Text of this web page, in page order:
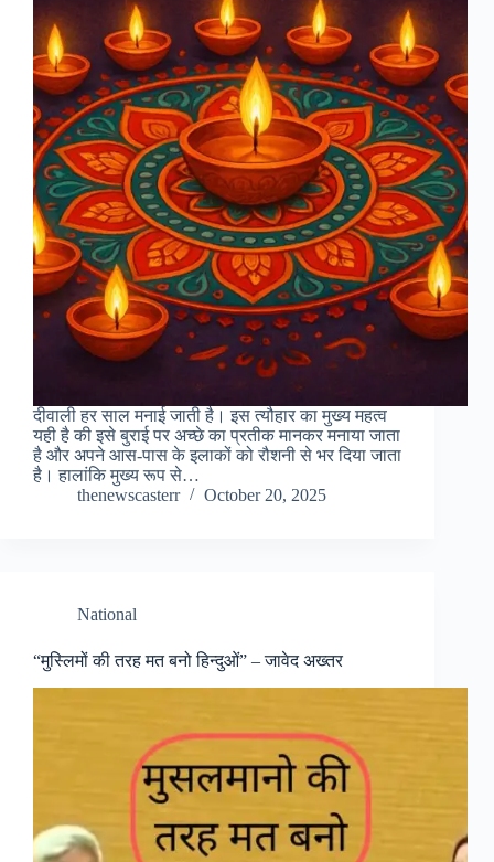
दीवाली हर साल मनाई जाती है। इस त्यौहार का मुख्य महत्व
यही है की इसे बुराई पर अच्छे का प्रतीक मानकर मनाया जाता
है और अपने आस-पास के इलाकों को रौशनी से भर दिया जाता
है। हालांकि मुख्य रूप से…
thenewscasterr
October 20, 2025
National
“मुस्लिमों की तरह मत बनो हिन्दुओं” – जावेद अख्तर